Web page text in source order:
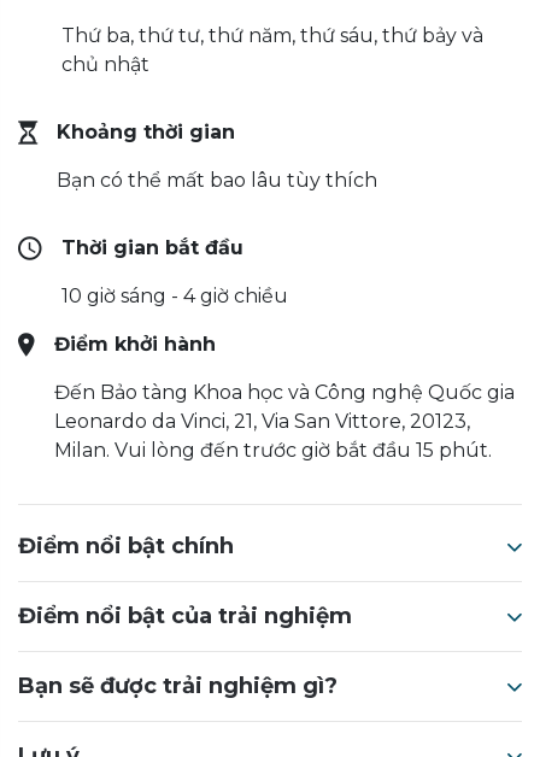
Thứ ba, thứ tư, thứ năm, thứ sáu, thứ bảy và
chủ nhật
Khoảng thời gian
Bạn có thể mất bao lâu tùy thích
Thời gian bắt đầu
10 giờ sáng - 4 giờ chiều
Điểm khởi hành
Đến Bảo tàng Khoa học và Công nghệ Quốc gia
Leonardo da Vinci, 21, Via San Vittore, 20123,
Milan. Vui lòng đến trước giờ bắt đầu 15 phút.
Điểm nổi bật chính
Điểm nổi bật của trải nghiệm
Bạn sẽ được trải nghiệm gì?